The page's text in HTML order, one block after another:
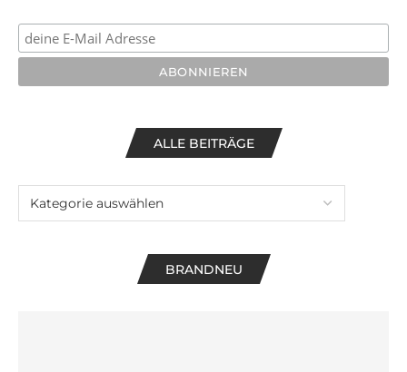
ALLE BEITRÄGE
BRANDNEU